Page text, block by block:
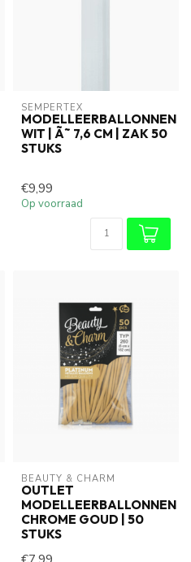
SEMPERTEX
MODELLEERBALLONNEN
WIT | Ã˜ 7,6 CM | ZAK 50
STUKS
€9,99
Op voorraad
BEAUTY & CHARM
OUTLET
MODELLEERBALLONNEN
CHROME GOUD | 50
STUKS